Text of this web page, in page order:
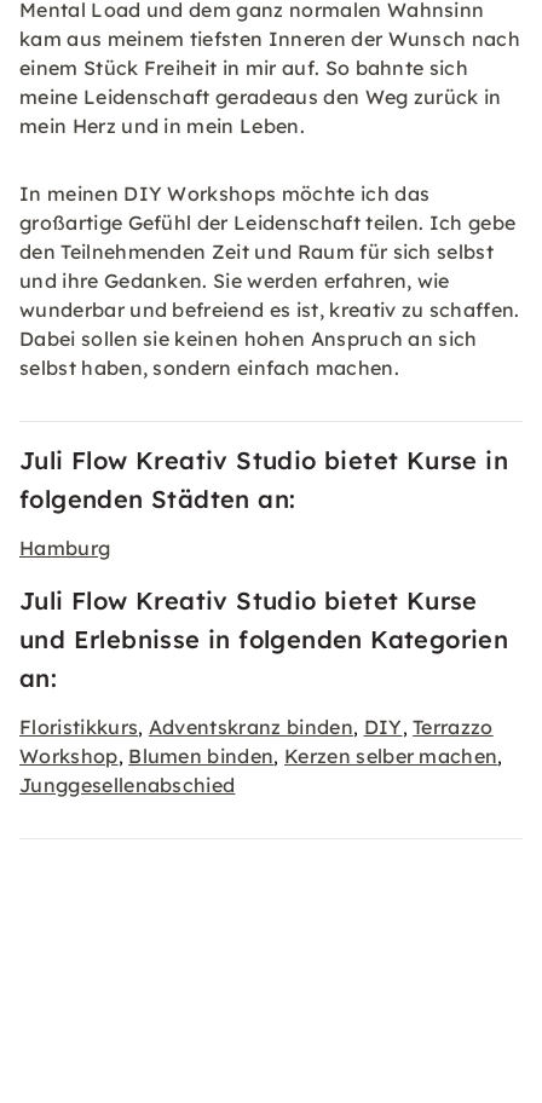
Mental Load und dem ganz normalen Wahnsinn
kam aus meinem tiefsten Inneren der Wunsch nach
einem Stück Freiheit in mir auf. So bahnte sich
meine Leidenschaft geradeaus den Weg zurück in
mein Herz und in mein Leben.
In meinen DIY Workshops möchte ich das
großartige Gefühl der Leidenschaft teilen. Ich gebe
den Teilnehmenden Zeit und Raum für sich selbst
und ihre Gedanken. Sie werden erfahren, wie
wunderbar und befreiend es ist, kreativ zu schaffen.
Dabei sollen sie keinen hohen Anspruch an sich
selbst haben, sondern einfach machen.
Juli Flow Kreativ Studio bietet Kurse in
folgenden Städten an:
Hamburg
Juli Flow Kreativ Studio bietet Kurse
und Erlebnisse in folgenden Kategorien
an:
Floristikkurs, Adventskranz binden, DIY,Terrazzo
Workshop, Blumen binden, Kerzen selber machen,
Junggesellenabschied